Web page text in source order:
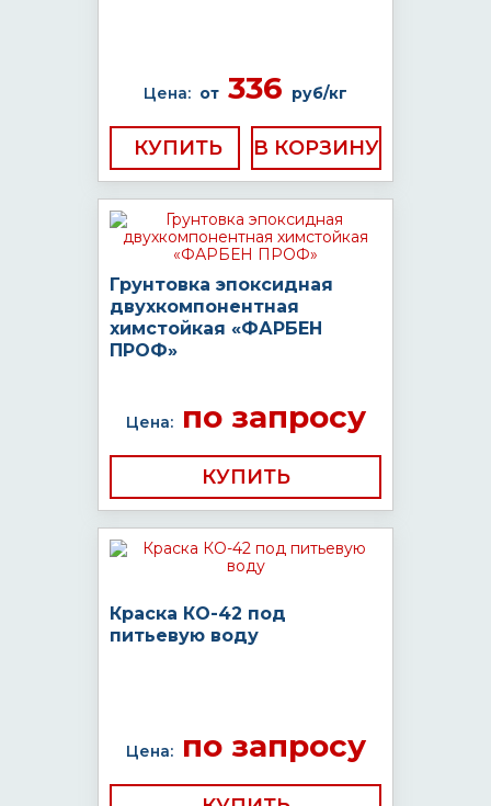
Цена: от 336 руб/кг
КУПИТЬ
Грунтовка эпоксидная
двухкомпонентная
химстойкая «ФАРБЕН
ПРОФ»
Цена:по запросу
КУПИТЬ
Краска КО-42 под
питьевую воду
Цена:по запросу